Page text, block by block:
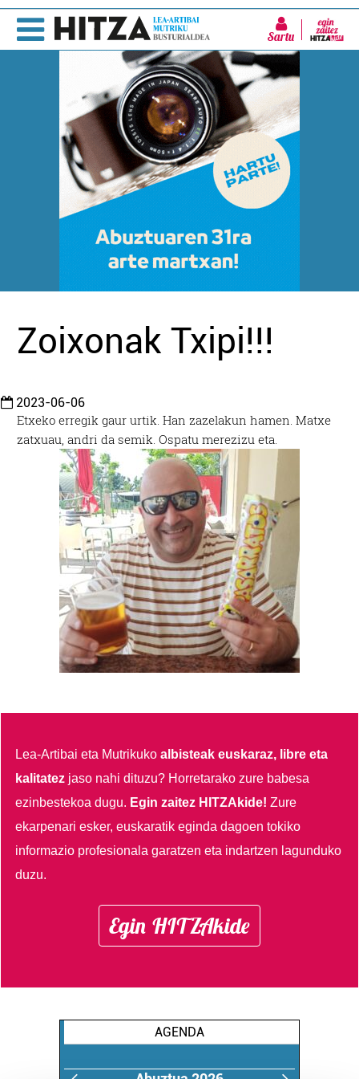
Sartu
Zoixonak Txipi!!!
2023-06-06
Etxeko erregik gaur urtik. Han zazelakun hamen. Matxe
zatxuau, andri da semik. Ospatu merezizu eta.
Lea-Artibai eta Mutrikukoalbisteak euskaraz, libre eta
kalitatez jaso nahi dituzu? Horretarako zure babesa
ezinbestekoa dugu. Egin zaitez HITZAkide!Zure
ekarpenari esker, euskaratik eginda dagoen tokiko
informazio profesionala garatzen eta indartzen lagunduko
duzu.
Egin HITZAkide
AGENDA